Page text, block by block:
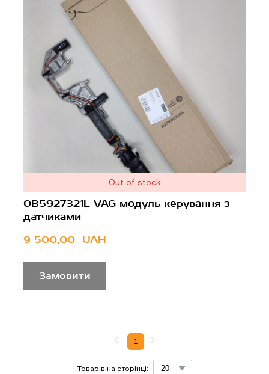
Out of stock
0B5927321L VAG модуль керування з
датчиками
9 500,00  UAH
Замовити
Товарів на сторінці:
1